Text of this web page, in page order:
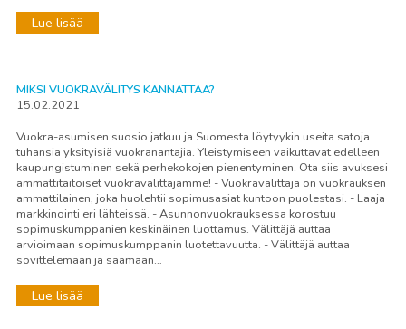
Lue lisää
MIKSI VUOKRAVÄLITYS KANNATTAA?
15.02.2021
Vuokra-asumisen suosio jatkuu ja Suomesta löytyykin useita satoja
tuhansia yksityisiä vuokranantajia. Yleistymiseen vaikuttavat edelleen
kaupungistuminen sekä perhekokojen pienentyminen. Ota siis avuksesi
ammattitaitoiset vuokravälittäjämme! - Vuokravälittäjä on vuokrauksen
ammattilainen, joka huolehtii sopimusasiat kuntoon puolestasi. - Laaja
markkinointi eri lähteissä. - Asunnonvuokrauksessa korostuu
sopimuskumppanien keskinäinen luottamus. Välittäjä auttaa
arvioimaan sopimuskumppanin luotettavuutta. - Välittäjä auttaa
sovittelemaan ja saamaan…
Lue lisää